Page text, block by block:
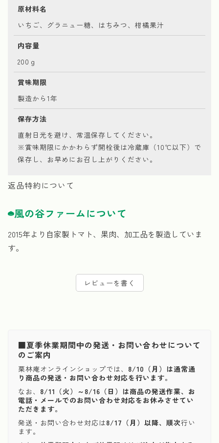
原材料名
いちご、グラニュー糖、はちみつ、柑橘果汁
内容量
200ｇ
賞味期限
製造から1年
保存方法
直射日光を避け、常温保存してください。
※賞味期限にかかわらず開栓後は冷蔵庫（10℃以下）で
保存し、お早めにお召し上がりください。
返品特約について
風の谷ファームについて
2015年より自家製トマト、果肉、加工品を製造していま
す。
レビューを書く
■夏季休業期間中の発送・お問い合わせについて
のご案内
栗林庵オンラインショップでは、 8/10（月）は通常通
り商品の発送・お問い合わせ対応を行います。
なお、 8/11（火）～8/16（日）は商品の発送作業、お
電話・メールでのお問い合わせ対応をお休みさせてい
ただきます。
発送・お問い合わせ対応は8/17（月）以降、順次行い
ます。